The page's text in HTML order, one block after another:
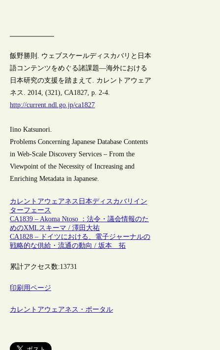
飯野勝則. ウェブスケールディスカバリと日本
語コンテンツをめぐる諸課題―海外における
日本研究の支援を踏まえて. カレントアウェア
ネス. 2014, (321), CA1827, p. 2-4.
http://current.ndl.go.jp/ca1827
Iino Katsunori.
Problems Concerning Japanese Database Contents
in Web-Scale Discovery Services – From the
Viewpoint of the Necessity of Increasing and
Enriching Metadata in Japanese.
カレントアウェアネス 日本ディスカバリイン
ターフェース
CA1839 – Akoma Ntoso ：法令・議会情報のた
めのXMLスキーマ / 澤田大祐
CA1828 – ドイツにおける、電子ジャーナルの
戦略的な供給・流通の動向 / 坂本 拓
累計アクセス数:13731
印刷用ページ
カレントアウェアネス・ポータル